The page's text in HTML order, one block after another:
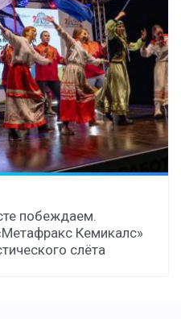
побеждаем.
Кемикалс»
слёта